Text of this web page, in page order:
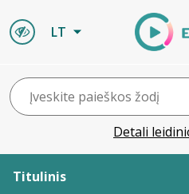
LT
Detali
Titulinis